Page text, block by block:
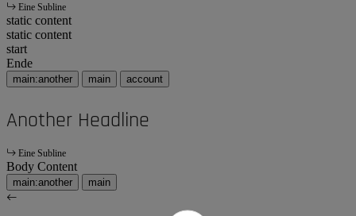
Eine Subline
static content
static content
start
Ende
main:another main account
Another Headline
Eine Subline
Body Content
main:another main